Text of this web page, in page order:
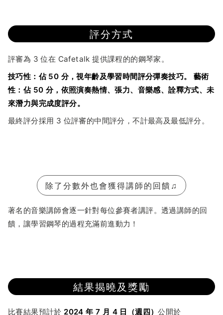
評分方式
評審為 3 位在 Cafetalk 提供課程的的鋼琴家。
技巧性：佔 50 分，視年齡及學習時間評分彈奏技巧。
藝術
性 ：佔 50 分，依照演奏熱情、張力、音樂感、詮釋方式、未
來潛力與完成度評分。
最終評分採用 3 位評審的中間評分，不計最高及最低評分。
除了分數外也會獲得講師的回饋♫
著名的音樂講師會逐一針對每位參賽者講評。 透過講師的回
饋，讓學習鋼琴的過程充滿前進動力！
結果揭曉及獎勵
比賽結果預計於 2024 年 7 月 4 日（週四）公開於